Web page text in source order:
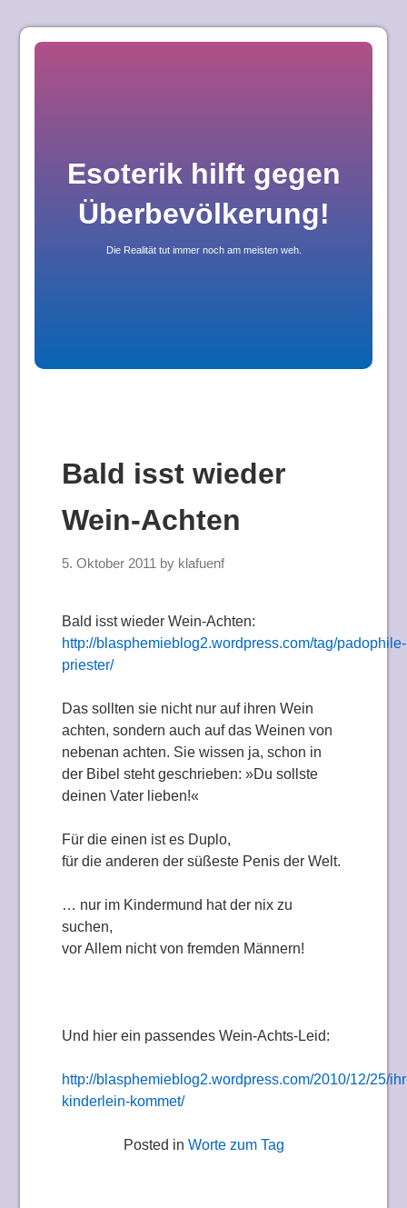
Skip
Esoterik hilft gegen
Überbevölkerung!
Die Realität tut immer noch am meisten weh.
Bald isst wieder
Wein-Achten
5. Oktober 2011 by klafuenf
Bald isst wieder Wein-Achten:
http://blasphemieblog2.wordpress.com/tag/padophile-
priester/
Das sollten sie nicht nur auf ihren Wein
achten, sondern auch auf das Weinen von
nebenan achten. Sie wissen ja, schon in
der Bibel steht geschrieben: »Du sollste
deinen Vater lieben!«
Für die einen ist es Duplo,
für die anderen der süßeste Penis der Welt.
… nur im Kindermund hat der nix zu
suchen,
vor Allem nicht von fremden Männern!
Und hier ein passendes Wein-Achts-Leid:
http://blasphemieblog2.wordpress.com/2010/12/25/
kinderlein-kommet/
Posted in Worte zum Tag